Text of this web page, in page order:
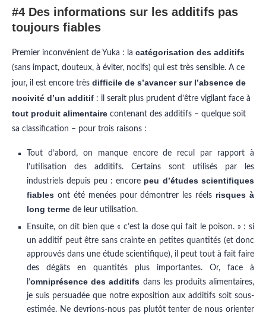
#4 Des informations sur les additifs pas
toujours fiables
Premier inconvénient de Yuka : la catégorisation des additifs
(sans impact, douteux, à éviter, nocifs) qui est très sensible. A ce
jour, il est encore très difficile de s’avancer sur l’absence de
nocivité d’un additif : il serait plus prudent d’être vigilant face à
tout produit alimentaire contenant des additifs – quelque soit
sa classification – pour trois raisons :
Tout d’abord, on manque encore de recul par rapport à
l’utilisation des additifs. Certains sont utilisés par les
industriels depuis peu : encore peu d’études scientifiques
fiables ont été menées pour démontrer les réels risques à
long terme de leur utilisation.
Ensuite, on dit bien que « c’est la dose qui fait le poison. » : si
un additif peut être sans crainte en petites quantités (et donc
approuvés dans une étude scientifique), il peut tout à fait faire
des dégâts en quantités plus importantes. Or, face à
l’omniprésence des additifs dans les produits alimentaires,
je suis persuadée que notre exposition aux additifs soit sous-
estimée. Ne devrions-nous pas plutôt tenter de nous orienter